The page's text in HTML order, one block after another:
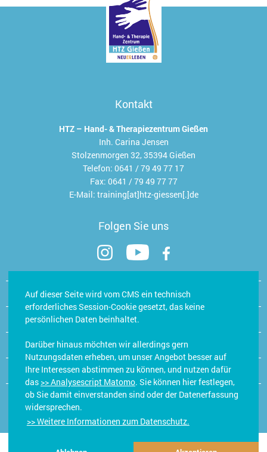
Auf dieser Seite wird vom CMS ein technisch
erforderliches Session-Cookie gesetzt, das keine
persönlichen Daten beinhaltet.
Darüber hinaus möchten wir allerdings gern
Nutzungsdaten erheben, um unser Angebot besser auf
Ihre Interessen abstimmen zu können, und nutzen dafür
das >> Analysescript Matomo. Sie können hier festlegen,
ob Sie damit einverstanden sind oder der Datenerfassung
widersprechen.
>> Weitere Informationen zum Datenschutz.
Kontakt
HTZ – Hand- & Therapiezentrum Gießen
Inh. Carina Jensen
Stolzenmorgen 32, 35394 Gießen
Telefon: 0641 / 79 49 77 17
Fax: 0641 / 79 49 77 77
E-Mail: training[at]htz-giessen[.]de
Folgen Sie uns
Kontakt
Öffnungszeiten Hand- & Trainingsstudio
Jobs/Karriere
E-Learning
Impressum Datenschutzerklärung Datenschutz in der Praxis